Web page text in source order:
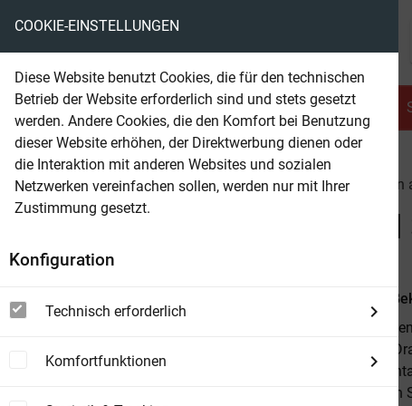
Serien & Abo Belletristik
beam Belletristik Science Fiction Science-Fiction
Beam Shop
Science Fiction
Alfred
Dieser Band
- Planet der
anderer
wiederum
COOKIE-EINSTELLUNGEN
Diese Website benutzt Cookies, die für den technischen
Betrieb der Website erforderlich sind und stets gesetzt
werden. Andere Cookies, die den Komfort bei Benutzung
dieser Website erhöhen, der Direktwerbung dienen oder
die Interaktion mit anderen Websites und sozialen
Netzwerken vereinfachen sollen, werden nur mit Ihrer
Zustimmung gesetzt.
Konfiguration
Technisch erforderlich
Komfortfunktionen